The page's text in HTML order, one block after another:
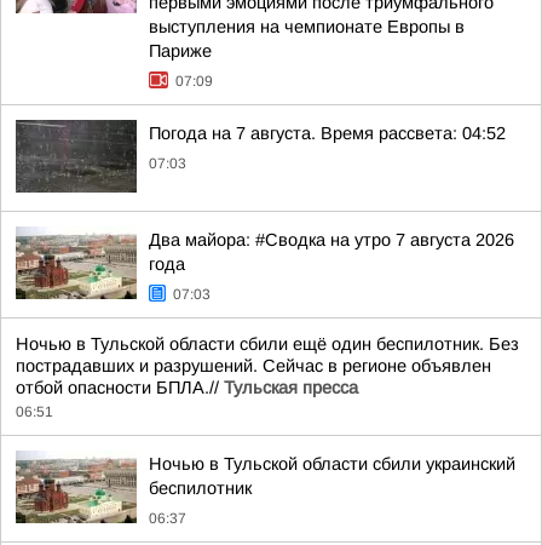
выступления на чемпионате Европы в
Париже
07:09
Погода на 7 августа. Время рассвета: 04:52
07:03
Два майора: #Сводка на утро 7 августа 2026
года
07:03
Ночью в Тульской области сбили ещё один беспилотник. Без
пострадавших и разрушений. Сейчас в регионе объявлен
отбой опасности БПЛА.// Тульская пресса
06:51
Ночью в Тульской области сбили украинский
беспилотник
06:37